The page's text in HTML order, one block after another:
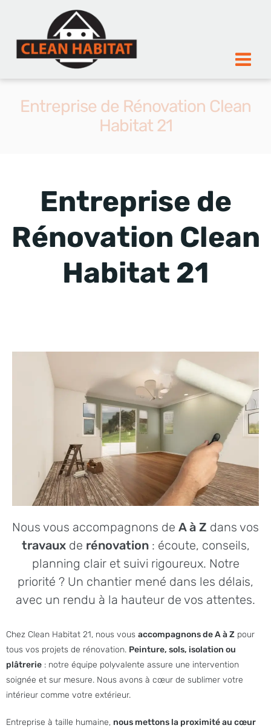
Entreprise de Rénovation Clean
Habitat 21
Entreprise de
Rénovation Clean
Habitat 21
Nous vous accompagnons de A à Z dans vos
travaux de rénovation : écoute, conseils,
planning clair et suivi rigoureux. Notre
priorité ? Un chantier mené dans les délais,
avec un rendu à la hauteur de vos attentes.
Chez Clean Habitat 21, nous vous accompagnons de A à Z pour
tous vos projets de rénovation. Peinture, sols, isolation ou
plâtrerie : notre équipe polyvalente assure une intervention
soignée et sur mesure. Nous avons à cœur de sublimer votre
intérieur comme votre extérieur.
Entreprise à taille humaine, nous mettons la proximité au cœur